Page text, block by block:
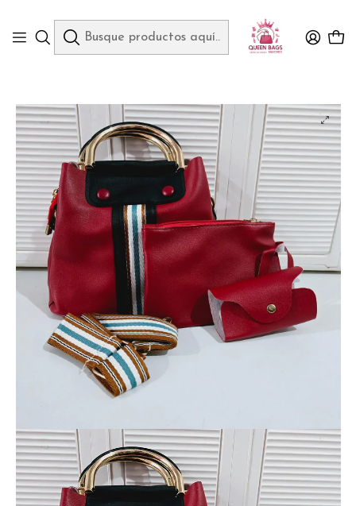
Inicio
BOLSOS DE IMPORTACIÓN Y EQUIPAJE